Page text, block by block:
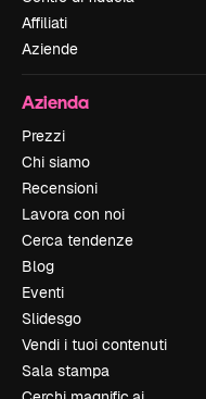
Affiliati
Aziende
Azienda
Prezzi
Chi siamo
Recensioni
Lavora con noi
Cerca tendenze
Blog
Eventi
Slidesgo
Vendi i tuoi contenuti
Sala stampa